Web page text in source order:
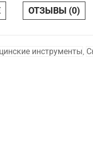
ОТЗЫВЫ (0)
инструменты